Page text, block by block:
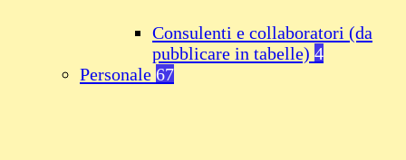
Consulenti e collaboratori (da
pubblicare in tabelle) 4
Personale 67